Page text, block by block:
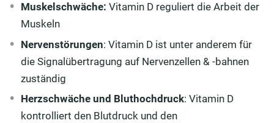
Muskelschwäche: Vitamin D reguliert die Arbeit der
Muskeln
Nervenstörungen: Vitamin D ist unter anderem für
die Signalübertragung auf Nervenzellen & -bahnen
zuständig
Herzschwäche und Bluthochdruck: Vitamin D
kontrolliert den Blutdruck und den